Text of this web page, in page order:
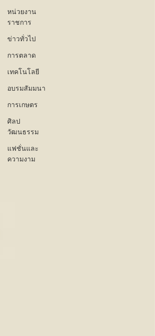
หน่วยงาน
ราชการ
ข่าวทั่วไป
การตลาด
เทคโนโลยี
อบรมสัมมนา
การเกษตร
ศิลป
วัฒนธรรม
แฟชั่นและ
ความงาม